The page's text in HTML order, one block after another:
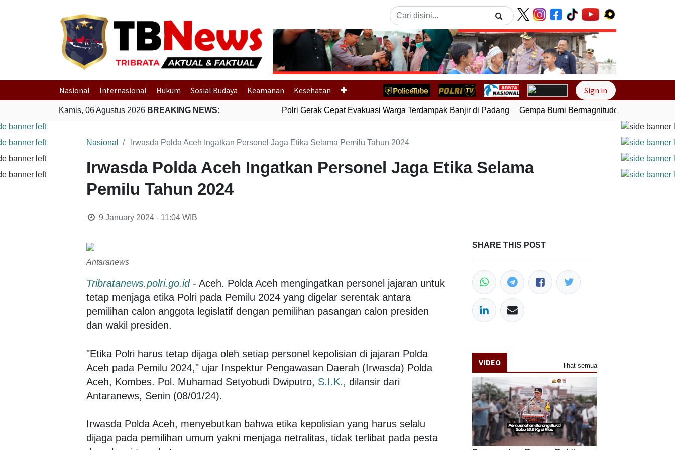
Previous Next
Nasional Internasional Hukum Sosial Budaya Keamanan Kesehatan Sign in
Kamis, 06 Agustus 2026 BREAKING NEWS: Polri Gerak Cepat Evakuasi Warga Terdampak Banjir di Padang Gempa Bumi Bermagnitudo 5,1 Kembali
Nasional Irwasda Polda Aceh Ingatkan Personel Jaga Etika Selama Pemilu Tahun 2024
Irwasda Polda Aceh Ingatkan Personel Jaga Etika Selama
Pemilu Tahun 2024
9 January 2024 - 11:04WIB
Antaranews
Tribratanews.polri.go.id- Aceh. Polda Aceh mengingatkan personel jajaran untuk
tetap menjaga etika Polri pada Pemilu 2024 yang digelar serentak antara
pemilihan calon anggota legislatif dengan pemilihan pasangan calon presiden
dan wakil presiden.
"Etika Polri harus tetap dijaga oleh setiap personel kepolisian di jajaran Polda
Aceh pada Pemilu 2024," ujar Inspektur Pengawasan Daerah (Irwasda) Polda
Aceh, Kombes. Pol. Muhamad Setyobudi Dwiputro, S.I.K., dilansir dari
Antaranews, Senin (08/01/24).
Irwasda Polda Aceh, menyebutkan bahwa etika kepolisian yang harus selalu
dijaga pada pemilihan umum yakni menjaga netralitas, tidak terlibat pada pesta
SHARE THIS POST
VIDEO lihat semua